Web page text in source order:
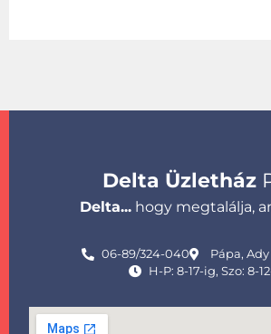
Delta Üzletház
Delta... hogy megtalálja,
06-89/324-040
Pápa,
H-P: 8-17-ig, Szo: 8-